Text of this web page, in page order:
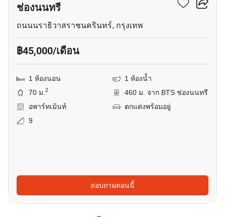
ช่องนนทรี
ถนนนราธิวาสราชนครินทร์, กรุงเทพ
฿45,000/เดือน
1 ห้องนอน
1 ห้องน้ำ
70 ม.2
460 ม. จาก BTS ช่องนนทรี
อพาร์ทเม้นท์
ตกแต่งพร้อมอยู่
9
สอบถามตอนนี้